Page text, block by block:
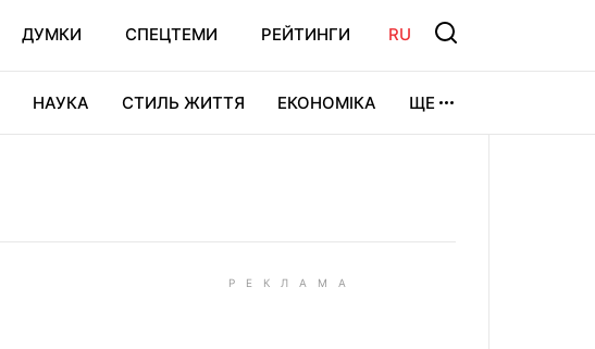
ДУМКИ СПЕЦТЕМИ РЕЙТИНГИ RU
НАУКА СТИЛЬ ЖИТТЯ ЕКОНОМІКА ЩЕ